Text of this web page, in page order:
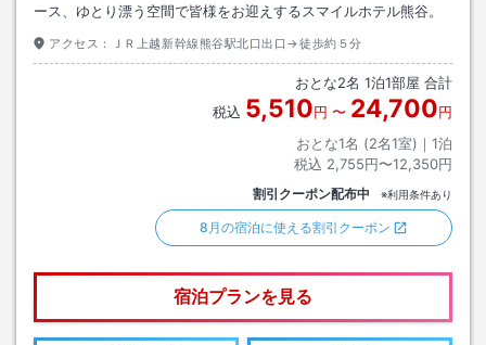
ース、ゆとり漂う空間で皆様をお迎えするスマイルホテル熊谷。
アクセス： ＪＲ上越新幹線熊谷駅北口出口→徒歩約５分
おとな2名 1泊1部屋 合計
税込 5,510円 〜 24,700円
おとな1名 (2名1室)｜ 1泊
税込 2,755円〜12,350円
割引クーポン配布中 ※利用条件あり
8月の宿泊に使える割引クーポン
宿泊プランを見る